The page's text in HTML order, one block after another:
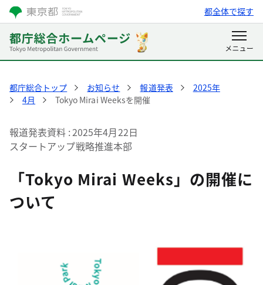
都全体で探す
都庁総合トップ お知らせ 報道発表
2025年
4月
Tokyo Mirai Weeksを開催
報道発表資料 2025年4月22日
スタートアップ戦略推進本部
「Tokyo Mirai Weeks」の開催に
ついて